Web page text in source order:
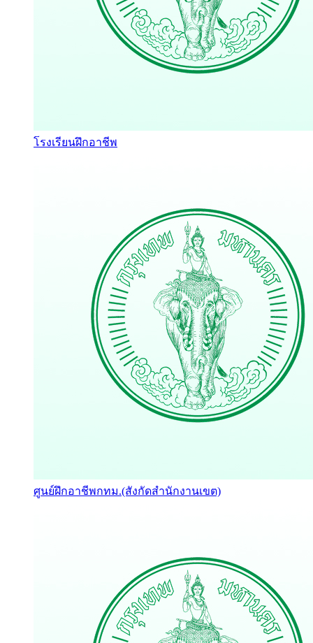
โรงเรียนฝึกอาชีพ
ศูนย์ฝึกอาชีพกทม.(สังกัดสำนักงานเขต)